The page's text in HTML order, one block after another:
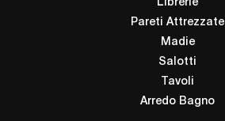
Librerie
Pareti Attrezzate
Madie
Salotti
Tavoli
Arredo Bagno